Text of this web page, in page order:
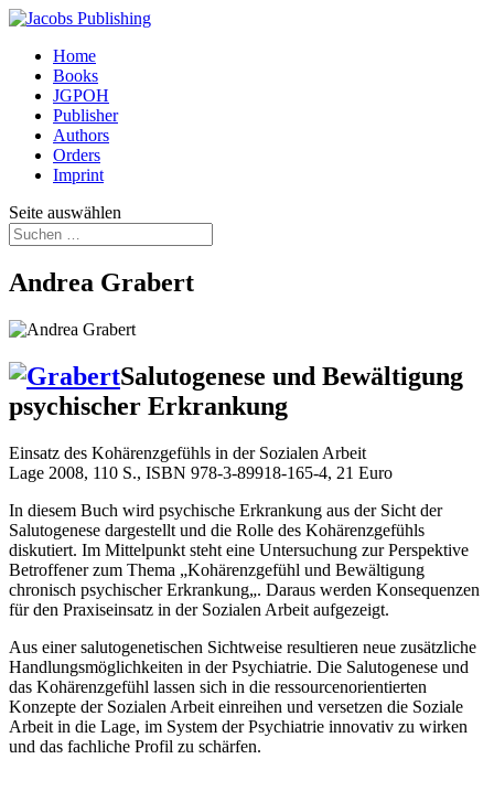
Home
Books
JGPOH
Publisher
Authors
Orders
Imprint
Seite auswählen
Andrea Grabert
Salutogenese und Bewältigung
psychischer Erkrankung
Einsatz des Kohärenzgefühls in der Sozialen Arbeit
Lage 2008, 110 S., ISBN 978-3-89918-165-4, 21 Euro
In diesem Buch wird psychische Erkrankung aus der Sicht der
Salutogenese dargestellt und die Rolle des Kohärenzgefühls
diskutiert. Im Mittelpunkt steht eine Untersuchung zur Perspektive
Betroffener zum Thema „Kohärenzgefühl und Bewältigung
chronisch psychischer Erkrankung„. Daraus werden Konsequenzen
für den Praxiseinsatz in der Sozialen Arbeit aufgezeigt.
Aus einer salutogenetischen Sichtweise resultieren neue zusätzliche
Handlungsmöglichkeiten in der Psychiatrie. Die Salutogenese und
das Kohärenzgefühl lassen sich in die ressourcenorientierten
Konzepte der Sozialen Arbeit einreihen und versetzen die Soziale
Arbeit in die Lage, im System der Psychiatrie innovativ zu wirken
und das fachliche Profil zu schärfen.